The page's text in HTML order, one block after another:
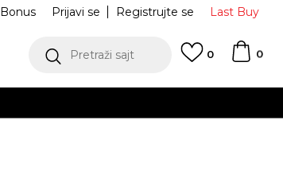
Last Buy
Prijavi se Registrujte se
Bonus
Pretraži sajt 0
0